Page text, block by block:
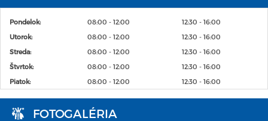
Pondelok: 08:00 - 12:00
12:30 - 16:00
Utorok:
08:00 - 12:00
12:30 - 16:00
Streda:
08:00 - 12:00
12:30 - 16:00
Štvrtok:
08:00 - 12:00
12:30 - 16:00
Piatok:
08:00 - 12:00 12:30 - 16:00
FOTOGALÉRIA